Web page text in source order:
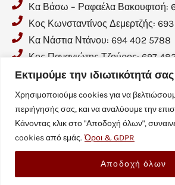
Εκτιμούμε την ιδιωτικότητά σας
Χρησιμοποιούμε cookies για να
περιήγησής σας, και να αναλύουμε την
Κάνοντας κλικ στο "Αποδοχή όλων",
cookies από εμάς. Όροι & GDPR
Αποδοχή όλων
Κα Βάσω – Ραφαέλα Βακουφτσή:
Κος Κωνσταντίνος Δεμερτζής:
Κα Νάστια Ντάνου: 694 402 5788
Κος Παναγιώτης Τζούρος: 697
Email: info@crohnhellas.gr
Crohnhellas.gr | All rights
Voreakou IT